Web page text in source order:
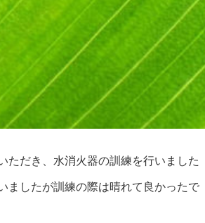
ただき、水消火器の訓練を行いました
ましたが訓練の際は晴れて良かったで